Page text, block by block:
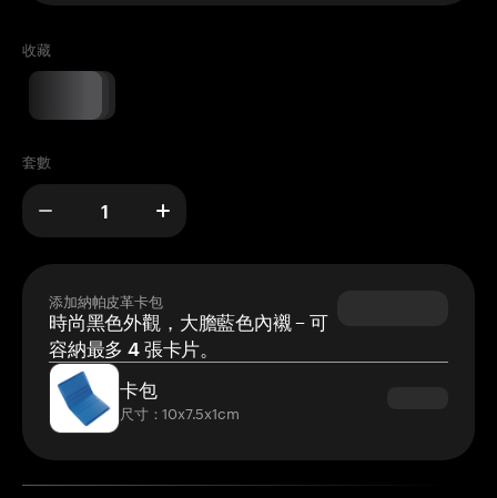
收藏
套數
添加納帕皮革卡包
時尚黑色外觀，大膽藍色內襯 – 可
容納最多 4 張卡片。
卡包
尺寸：10x7.5x1cm